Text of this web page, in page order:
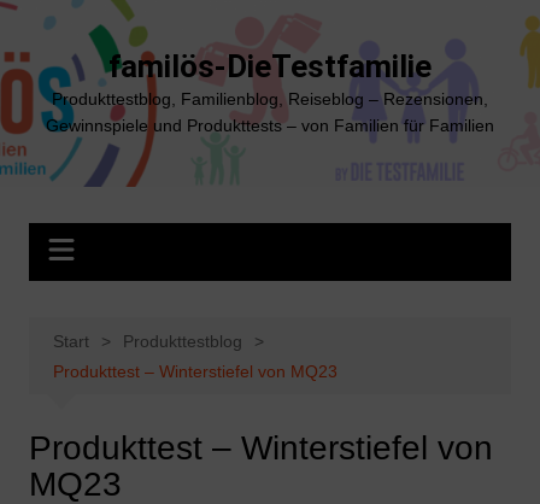
Zum
springen
familös-DieTestfamilie
Produkttestblog, Familienblog, Reiseblog – Rezensionen,
Gewinnspiele und Produkttests – von Familien für Familien
Start
Produkttestblog
Produkttest – Winterstiefel von MQ23
Produkttest – Winterstiefel von
MQ23